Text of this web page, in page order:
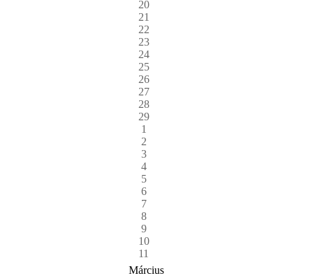
20
21
22
23
24
25
26
27
28
29
1
2
3
4
5
6
7
8
9
10
11
Március